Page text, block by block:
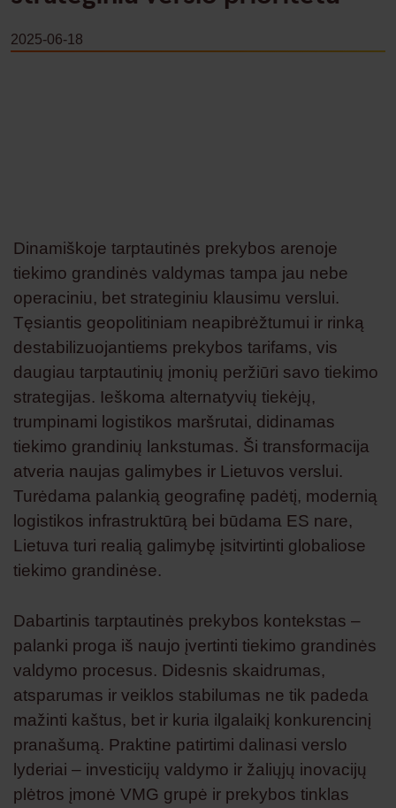
2025-06-18
Dinamiškoje tarptautinės prekybos arenoje
tiekimo grandinės valdymas tampa jau nebe
operaciniu, bet strateginiu klausimu verslui.
Tęsiantis geopolitiniam neapibrėžtumui ir rinką
destabilizuojantiems prekybos tarifams, vis
daugiau tarptautinių įmonių peržiūri savo tiekimo
strategijas. Ieškoma alternatyvių tiekėjų,
trumpinami logistikos maršrutai, didinamas
tiekimo grandinių lankstumas. Ši transformacija
atveria naujas galimybes ir Lietuvos verslui.
Turėdama palankią geografinę padėtį, modernią
logistikos infrastruktūrą bei būdama ES nare,
Lietuva turi realią galimybę įsitvirtinti globaliose
tiekimo grandinėse.
Dabartinis tarptautinės prekybos kontekstas –
palanki proga iš naujo įvertinti tiekimo grandinės
valdymo procesus. Didesnis skaidrumas,
atsparumas ir veiklos stabilumas ne tik padeda
mažinti kaštus, bet ir kuria ilgalaikį konkurencinį
pranašumą. Praktine patirtimi dalinasi verslo
lyderiai – investicijų valdymo ir žaliųjų inovacijų
plėtros įmonė VMG grupė ir prekybos tinklas